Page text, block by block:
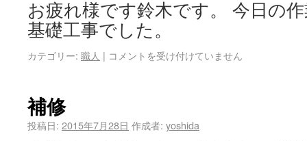
お疲れ様です鈴木です。 今日の
基礎工事でした。
カテゴリー: 職人 | コメントを受け付けていません
補修
投稿日: 2015年7月28日 作成者: yoshida